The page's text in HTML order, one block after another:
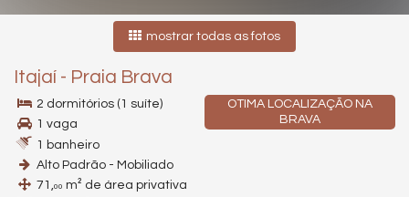
mostrar todas as fotos
Itajaí - Praia Brava
OTIMA LOCALIZAÇÃO NA
BRAVA
2 dormitórios (1 suíte)
1 vaga
1 banheiro
Alto Padrão - Mobiliado
71,00 m² de área privativa